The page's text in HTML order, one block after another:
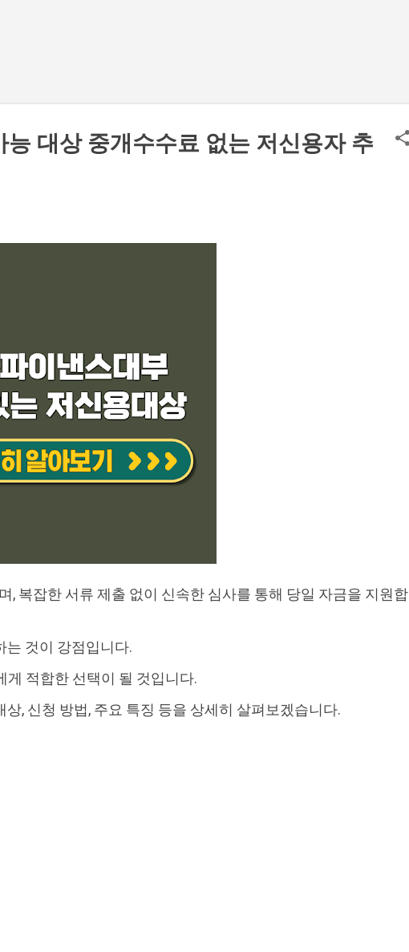
대상 중개수수료 없는 저신용자 추
, 복잡한 서류 제출 없이 신속한 심사를 통해 당일 자금을 지원합
는 것이 강점입니다.
적합한 선택이 될 것입니다.
, 신청 방법, 주요 특징 등을 상세히 살펴보겠습니다.